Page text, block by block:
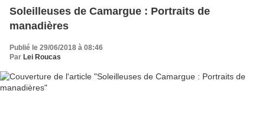
Soleilleuses de Camargue : Portraits de
manadières
Publié le 29/06/2018 à 08:46
Par Lei Roucas